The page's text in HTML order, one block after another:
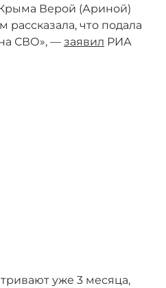
Верой (Ариной)
рассказала, что подала
СВО», — заявил РИА
уже 3 месяца,